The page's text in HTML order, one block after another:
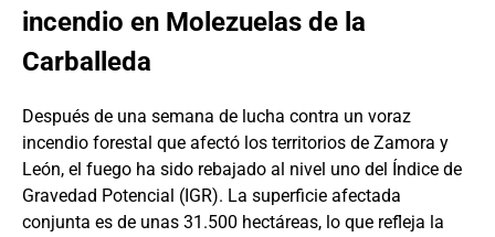
incendio en Molezuelas de la
Carballeda
Después de una semana de lucha contra un voraz
incendio forestal que afectó los territorios de Zamora y
León, el fuego ha sido rebajado al nivel uno del Índice de
Gravedad Potencial (IGR). La superficie afectada
conjunta es de unas 31.500 hectáreas, lo que refleja la